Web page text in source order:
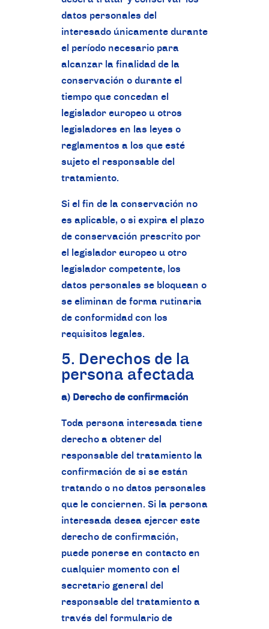
datos personales del
interesado únicamente durante
el período necesario para
alcanzar la finalidad de la
conservación o durante el
tiempo que concedan el
legislador europeo u otros
legisladores en las leyes o
reglamentos a los que esté
sujeto el responsable del
tratamiento.
Si el fin de la conservación no
es aplicable, o si expira el plazo
de conservación prescrito por
el legislador europeo u otro
legislador competente, los
datos personales se bloquean o
se eliminan de forma rutinaria
de conformidad con los
requisitos legales.
5. Derechos de la
persona afectada
a) Derecho de confirmación
Toda persona interesada tiene
derecho a obtener del
responsable del tratamiento la
confirmación de si se están
tratando o no datos personales
que le conciernen. Si la persona
interesada desea ejercer este
derecho de confirmación,
puede ponerse en contacto en
cualquier momento con el
secretario general del
responsable del tratamiento a
través del formulario de